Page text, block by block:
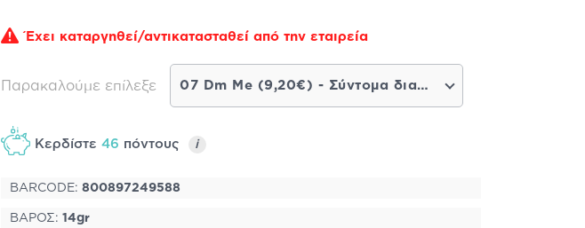
Έχει καταργηθεί/αντικατασταθεί από την εταιρεία
Παρακαλούμε επίλεξε 07 Dm Me (9,20€) - Σύντομα διαθέσιμο
Κερδίστε 46 πόντους i
BARCODE: 800897249588
ΒΑΡΟΣ: 14gr